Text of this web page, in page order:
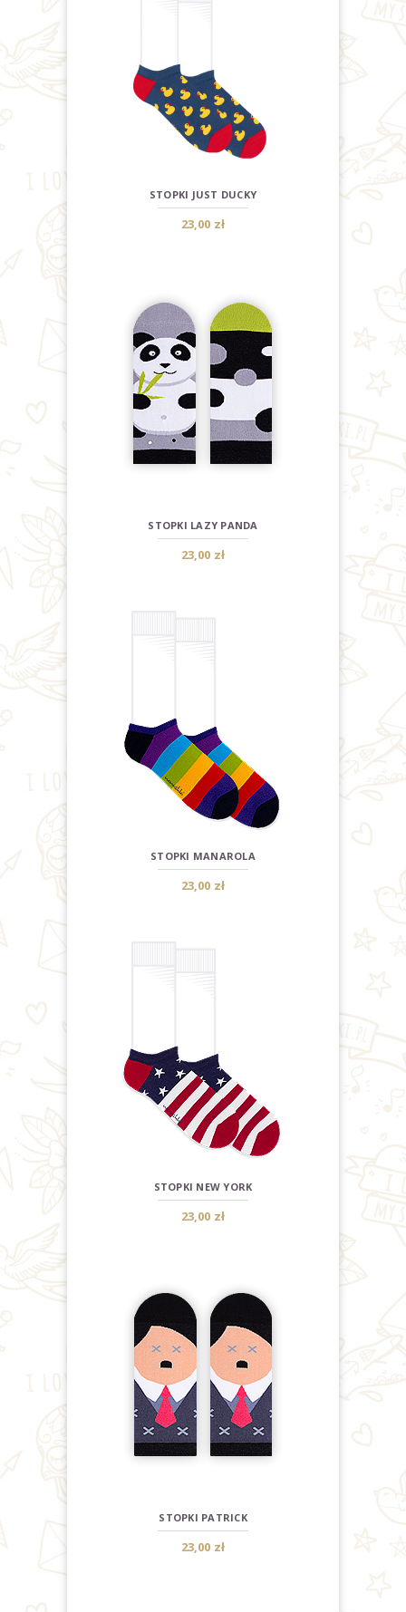
STOPKI JUST DUCKY
23,00 zł
STOPKI LAZY PANDA
23,00 zł
STOPKI MANAROLA
23,00 zł
STOPKI NEW YORK
23,00 zł
STOPKI PATRICK
23,00 zł